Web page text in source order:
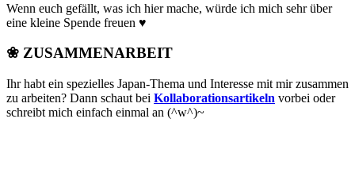
Wenn euch gefällt, was ich hier mache, würde ich mich sehr über
eine kleine Spende freuen ♥
❀ ZUSAMMENARBEIT
Ihr habt ein spezielles Japan-Thema und Interesse mit mir zusammen
zu arbeiten? Dann schaut bei Kollaborationsartikeln vorbei oder
schreibt mich einfach einmal an (^w^)~